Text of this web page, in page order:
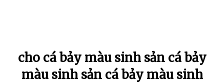
cho cá bảy màu sinh sản cá bảy
màu sinh sản cá bảy màu sinh